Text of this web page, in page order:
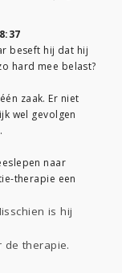
beseft hij dat hij
hard mee belast?
zaak. Er niet
wel gevolgen
naar
therapie een
is hij
therapie.